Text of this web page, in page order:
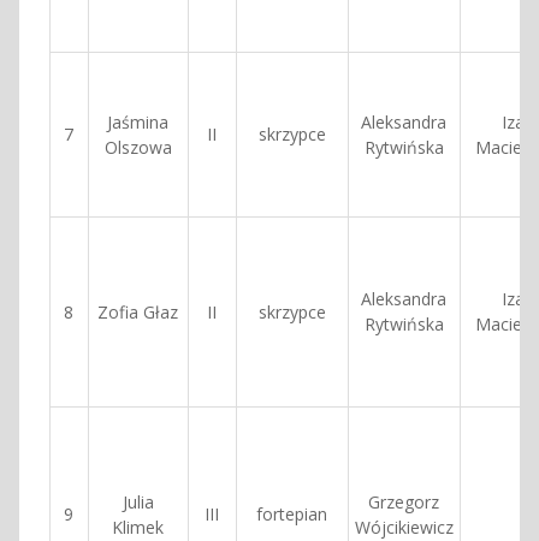
7
Jaśmina
Olszowa
II skrzypce
Aleksandra
Rytwińska
8 Zofia Głaz II skrzypce
Aleksandra
Rytwińska
9
Julia
Klimek
III fortepian
Grzegorz
Wójcikiewicz